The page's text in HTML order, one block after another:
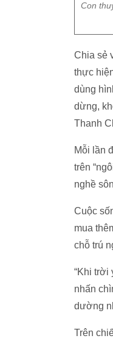
Con
Chia sẻ
thực
dùng
dừng,
Thanh
Mỗi lần
trên
nghề
Cuộc
mua
chỗ trú
“Khi trời
nhấn
dường
Trên